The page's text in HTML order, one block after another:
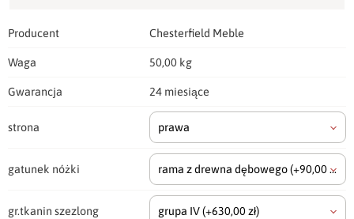
Producent Chesterfield Meble
Waga 50,00 kg
Gwarancja 24 miesiące
strona prawa
gatunek nóżki rama z drewna dębowego(+90,00 zł)
gr.tkanin szezlong grupa IV(+630,00 zł)